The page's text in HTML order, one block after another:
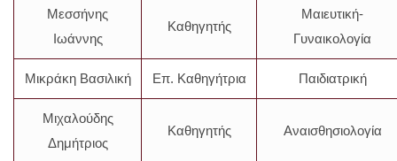
Μεσσήνης
Ιωάννης
Καθηγητής
Μαιευτική-
Γυναικολογία
Μικράκη Βασιλική Επ. Καθηγήτρια Παιδιατρική
Μιχαλούδης
Δημήτριος
Καθηγητής Αναισθησιολογία